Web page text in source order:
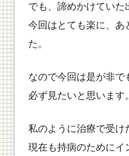
でも、諦めかけていた
今回はとても楽に、あ
た。
なので今回は是が非で
必ず見たいと思います。
私のように治療で受け
現在も持病のためにイ